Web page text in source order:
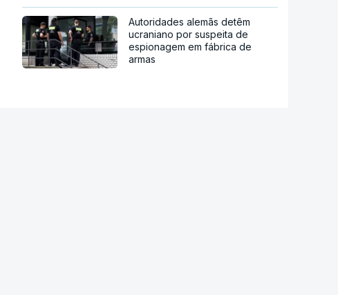
Autoridades alemãs detêm
ucraniano por suspeita de
espionagem em fábrica de
armas